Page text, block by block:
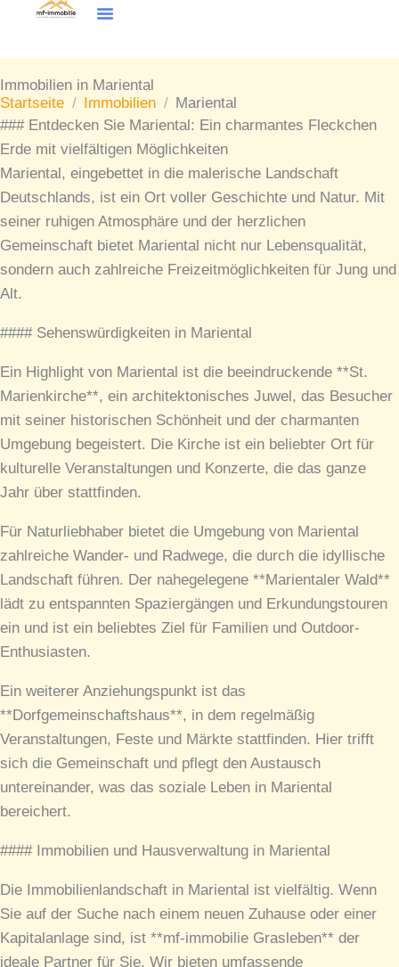
springen
Immobilien in Mariental
Startseite / Immobilien / Mariental
### Entdecken Sie Mariental: Ein charmantes Fleckchen
Erde mit vielfältigen Möglichkeiten
Mariental, eingebettet in die malerische Landschaft
Deutschlands, ist ein Ort voller Geschichte und Natur. Mit
seiner ruhigen Atmosphäre und der herzlichen
Gemeinschaft bietet Mariental nicht nur Lebensqualität,
sondern auch zahlreiche Freizeitmöglichkeiten für Jung und
Alt.
#### Sehenswürdigkeiten in Mariental
Ein Highlight von Mariental ist die beeindruckende **St.
Marienkirche**, ein architektonisches Juwel, das Besucher
mit seiner historischen Schönheit und der charmanten
Umgebung begeistert. Die Kirche ist ein beliebter Ort für
kulturelle Veranstaltungen und Konzerte, die das ganze
Jahr über stattfinden.
Für Naturliebhaber bietet die Umgebung von Mariental
zahlreiche Wander- und Radwege, die durch die idyllische
Landschaft führen. Der nahegelegene **Marientaler Wald**
lädt zu entspannten Spaziergängen und Erkundungstouren
ein und ist ein beliebtes Ziel für Familien und Outdoor-
Enthusiasten.
Ein weiterer Anziehungspunkt ist das
**Dorfgemeinschaftshaus**, in dem regelmäßig
Veranstaltungen, Feste und Märkte stattfinden. Hier trifft
sich die Gemeinschaft und pflegt den Austausch
untereinander, was das soziale Leben in Mariental
bereichert.
#### Immobilien und Hausverwaltung in Mariental
Die Immobilienlandschaft in Mariental ist vielfältig. Wenn
Sie auf der Suche nach einem neuen Zuhause oder einer
Kapitalanlage sind, ist **mf-immobilie Grasleben** der
ideale Partner für Sie. Wir bieten umfassende